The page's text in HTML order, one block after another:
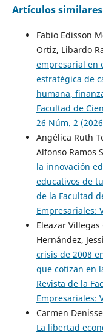
Artículos similares
Fabio Edisson
Ortiz, Libardo
empresarial en
estratégica de
humana,
Facultad de
26 Núm. 2
Angélica Ruth
Alfonso Ramos
la innovación
educativos de
de la Facultad
Empresariales:
Eleazar
Hernández,
crisis de 2008
que cotizan en
Revista de la
Empresariales:
Carmen
La libertad